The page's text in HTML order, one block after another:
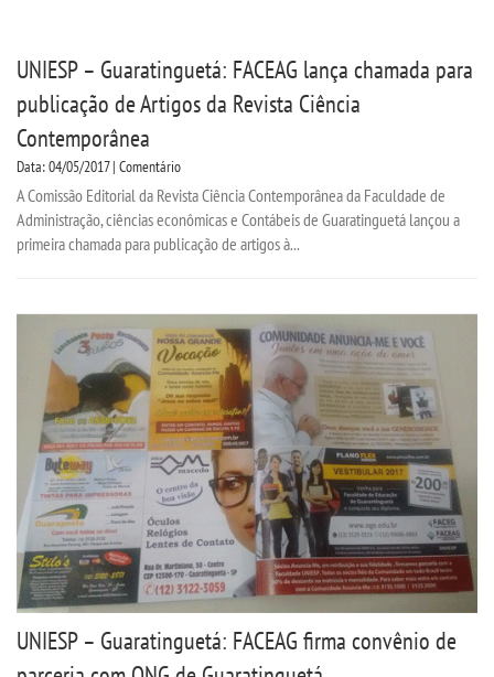
UNIESP – Guaratinguetá: FACEAG lança chamada para
publicação de Artigos da Revista Ciência
Contemporânea
Data: 04/05/2017 | Comentário
A Comissão Editorial da Revista Ciência Contemporânea da Faculdade de
Administração, ciências econômicas e Contábeis de Guaratinguetá lançou a
primeira chamada para publicação de artigos à...
UNIESP – Guaratinguetá: FACEAG firma convênio de